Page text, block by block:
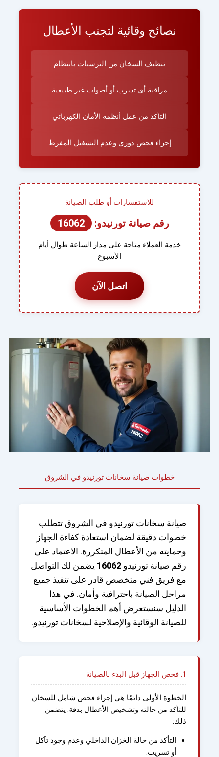
نصائح وقائية لتجنب الأعطال
تنظيف السخان من الترسبات بانتظام
مراقبة أي تسرب أو أصوات غير طبيعية
التأكد من عمل أنظمة الأمان الكهربائي
إجراء فحص دوري وعدم التشغيل المفرط
للاستفسارات أو طلب الصيانة
رقم صيانة تورنيدو: 16062
خدمة العملاء متاحة على مدار الساعة طوال أيام
الأسبوع
اتصل الآن
خطوات صيانة سخانات تورنيدو في الشروق
صيانة سخانات تورنيدو في الشروق تتطلب
خطوات دقيقة لضمان استعادة كفاءة الجهاز
وحمايته من الأعطال المتكررة. الاعتماد على
رقم صيانة تورنيدو 16062 يضمن لك التواصل
مع فريق فني متخصص قادر على تنفيذ جميع
مراحل الصيانة باحترافية وأمان. في هذا
الدليل سنستعرض أهم الخطوات الأساسية
للصيانة الوقائية والإصلاحية لسخانات تورنيدو.
1. فحص الجهاز قبل البدء بالصيانة
الخطوة الأولى دائمًا هي إجراء فحص شامل للسخان
للتأكد من حالته وتشخيص الأعطال بدقة. يتضمن
ذلك:
التأكد من حالة الخزان الداخلي وعدم وجود تآكل
أو تسريب.